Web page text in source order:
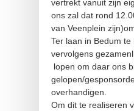
vertrekt vanuit zijn
ons zal dat rond
van Veenplein
Ter laan in Bedum
vervolgens
lopen om daar ons
gelopen/
overhandigen.
Om dit te realiseren